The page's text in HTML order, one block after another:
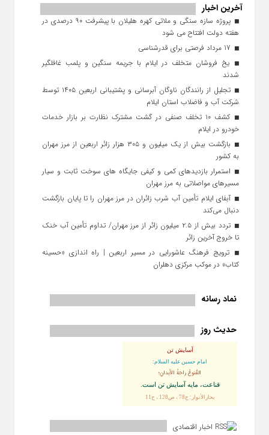
آخرین اخبار
پروژه سازه سنگی و ملاتی کهره هلیلان با پیشرفت ۹۰ درصدی در
هفته دولت افتتاح می شود
یخ‌ فروشان متخلف در ایلام با جریمه سنگین و پلمب غافلگیر
شدند
تجلیل از رانندگان ناوگان آبرسانی و پشتیبانی اربعین ۱۴۰۵ توسط
شرکت آب و فاضلاب استان ایلام
کشف ۱۰ تخلف صنفی در گشت مشترک نظارت بر بازار خدمات
خودرو در ایلام
بازگشت بیش از یک میلیون و ۳۰۵ هزار زائر اربعین از مرز مهران
به کشور
استمرار بازدیدهای کمی و کیفی جایگاه‌ های سوخت ثابت و سیار
مسیرهای مواصلاتی به مرز مهران
آبفای ایلام تأمین آب شرب زائران در مرز مهران را تا پایان بازگشت
دنبال می‌کند
تردد بیش از ۲.۵ میلیون زائر از مرز مهران/ تداوم تأمین آب خنک
تا خروج آخرین زائر
ترویج فرهنگ عاشورایی در مسیر اربعین | راه‌ اندازی «حسینه
کتاب» در موکب مرکزی دهلران
نماد رسانه
حدیث روز
آسایش تن
امام حسین علیه السلام:
القُنوعُ راحَةُ الأبدانِ؛
قناعت، مايه آسايش تن است.
بحارالأنوار: ج78 ، ص128 ، ح11
اخبار اقتصادی